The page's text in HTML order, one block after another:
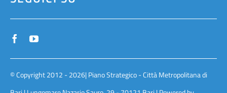
© Copyright 2012 - 2026| Piano Strategico - Città Metropolitana di